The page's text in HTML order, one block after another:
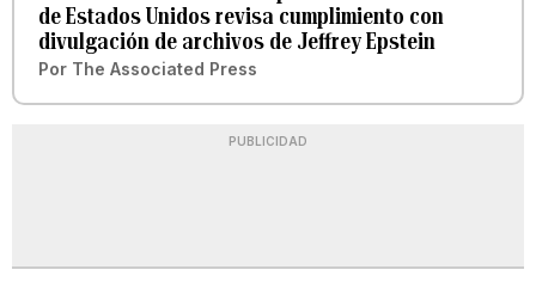
de Estados Unidos revisa cumplimiento con
divulgación de archivos de Jeffrey Epstein
Por The Associated Press
PUBLICIDAD